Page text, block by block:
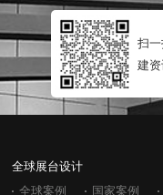
扫
建
全球展台设计
全球案例 国家案例